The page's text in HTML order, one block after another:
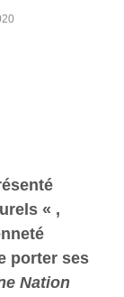
« ,
porter ses
Nation